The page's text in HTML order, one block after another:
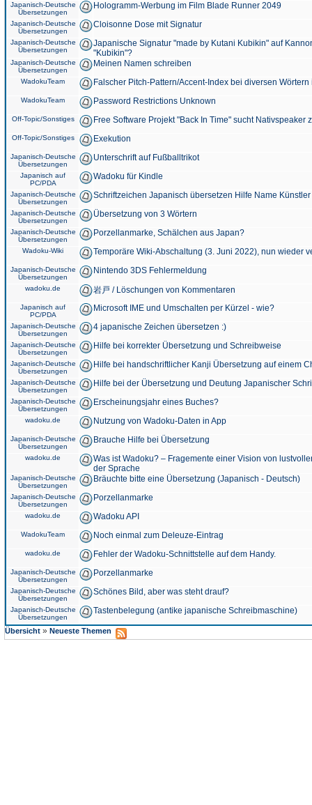
Japanisch-Deutsche
Übersetzungen
Hologramm-Werbung im Film Blade Runner 2049
Japanisch-Deutsche
Übersetzungen
Cloisonne Dose mit Signatur
Japanisch-Deutsche
Übersetzungen
Japanische Signatur "made by Kutani Kubikin" auf
"Kubikin"?
Japanisch-Deutsche
Übersetzungen
Meinen Namen schreiben
WadokuTeam Falscher Pitch-Pattern/Accent-Index bei diversen
WadokuTeam Password Restrictions Unknown
Off-Topic/Sonstiges Free Software Projekt "Back In Time" sucht Nativspeaker
Off-Topic/Sonstiges Exekution
Japanisch-Deutsche
Übersetzungen
Unterschrift auf Fußballtrikot
Japanisch auf
PC/PDA
Wadoku für Kindle
Japanisch-Deutsche
Übersetzungen
Schriftzeichen Japanisch übersetzen Hilfe Name
Japanisch-Deutsche
Übersetzungen
Übersetzung von 3 Wörtern
Japanisch-Deutsche
Übersetzungen
Porzellanmarke, Schälchen aus Japan?
Wadoku-Wiki Temporäre Wiki-Abschaltung (3. Juni 2022), nun wieder
Japanisch-Deutsche
Übersetzungen
Nintendo 3DS Fehlermeldung
wadoku.de 岩戸 / Löschungen von Kommentaren
Japanisch auf
PC/PDA
Microsoft IME und Umschalten per Kürzel - wie?
Japanisch-Deutsche
Übersetzungen
4 japanische Zeichen übersetzen :)
Japanisch-Deutsche
Übersetzungen
Hilfe bei korrekter Übersetzung und Schreibweise
Japanisch-Deutsche
Übersetzungen
Hilfe bei handschriftlicher Kanji Übersetzung auf einem
Japanisch-Deutsche
Übersetzungen
Hilfe bei der Übersetzung und Deutung Japanischer
Japanisch-Deutsche
Übersetzungen
Erscheinungsjahr eines Buches?
wadoku.de Nutzung von Wadoku-Daten in App
Japanisch-Deutsche
Übersetzungen
Brauche Hilfe bei Übersetzung
wadoku.de
Was ist Wadoku? – Fragemente einer Vision von
der Sprache
Japanisch-Deutsche
Übersetzungen
Bräuchte bitte eine Übersetzung (Japanisch - Deutsch)
Japanisch-Deutsche
Übersetzungen
Porzellanmarke
wadoku.de Wadoku API
WadokuTeam Noch einmal zum Deleuze-Eintrag
wadoku.de Fehler der Wadoku-Schnittstelle auf dem Handy.
Japanisch-Deutsche
Übersetzungen
Porzellanmarke
Japanisch-Deutsche
Übersetzungen
Schönes Bild, aber was steht drauf?
Japanisch-Deutsche
Übersetzungen
Tastenbelegung (antike japanische Schreibmaschine)
Übersicht » Neueste Themen